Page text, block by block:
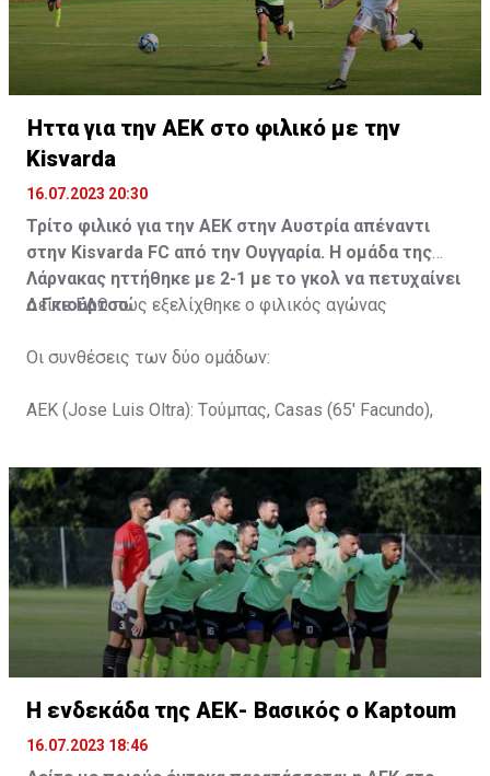
Ήττα για την ΑΕΚ στο φιλικό με την
Kisvarda
16.07.2023 20:30
Τρίτο φιλικό για την ΑΕΚ στην Αυστρία απέναντι
στην Kisvarda FC από την Ουγγαρία. Η ομάδα της
Λάρνακας ηττήθηκε με 2-1 με το γκολ να πετυχαίνει
ο Γκιούρτσο.
ΔείτεΕΔΩπώς εξελίχθηκε ο φιλικός αγώνας
Οι συνθέσεις των δύο ομάδων:
ΑΕΚ (Jose Luis Oltra): Tούμπας, Casas (65' Facundo),
Tomovic), Aνδρέου (65' Angel) , Κωνσταντή (65' Sol),
Τζιωρτζής (65' Faraj), Κατελάρης (65' Milicevic).
Στον πάγκο: Piric, Στυλιανίδης, Tomovic, Καψής, Sol,
Faraj, Lopes, Angel, Milicevic, Pons, Εγγλέζου, Facundo,
Gonzalez, Guyrcso, Μάμας.
Κisvarda FC (Milos Kruscic): Kovacs, Navratil, Raul, Szor,
Lippai, Alic, Kormendi, Makowski, Czekus, Ilievski,
Spasic.
H ενδεκάδα της ΑΕΚ- Βασικός ο Kaptoum
16.07.2023 18:46